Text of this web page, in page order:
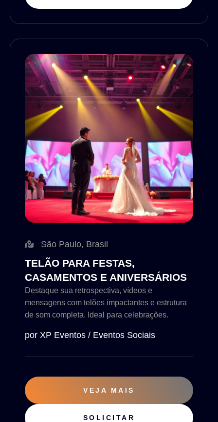
São Paulo, Brasil
TELÃO PARA FESTAS,
CASAMENTOS E ANIVERSÁRIOS
Destaque sua retrospectiva, vídeos e
mensagens com telões impactantes e estrutura
de som completa. Ideal para celebrações.
por XP Eventos / Eventos Sociais
VEJA MAIS
SOLICITAR